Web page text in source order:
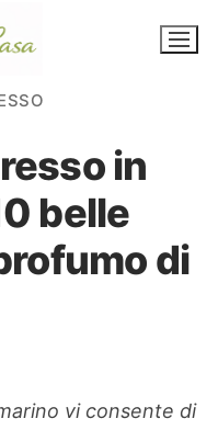
in
belle
di
vi consente di